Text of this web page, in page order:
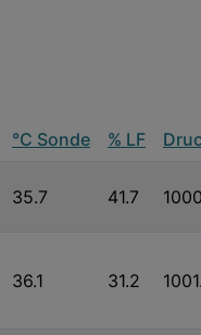
°C Sonde % LF
35.7 41.7
36.1 31.2